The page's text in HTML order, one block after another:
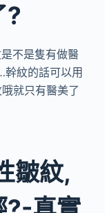
?
不是隻有做醫
紋的話可以用
就只有醫美了
皺紋,